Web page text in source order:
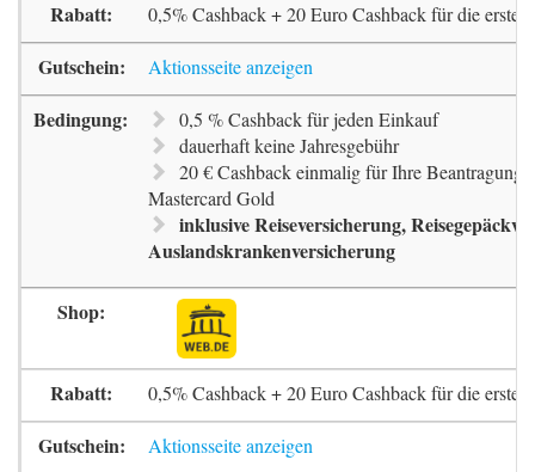
0,5% Cashback + 20 Euro Cashback für die erste
Aktionsseite anzeigen
0,5 % Cashback für jeden Einkauf
dauerhaft keine Jahresgebühr
20 € Cashback einmalig für Ihre Beantragung
Mastercard Gold
inklusive Reiseversicherung,
Auslandskrankenversicherung
0,5% Cashback + 20 Euro Cashback für die erste
Aktionsseite anzeigen